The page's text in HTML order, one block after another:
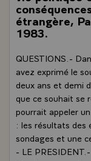
étrangère,
1983.
QUESTIONS.-
avez exprimé le
deux ans et demi
que ce souhait se
pourrait appeler
: les résultats des
sondages et une
- LE